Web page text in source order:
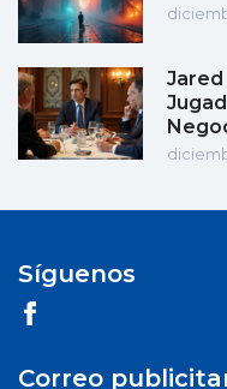
Jared
Síguenos
Correo